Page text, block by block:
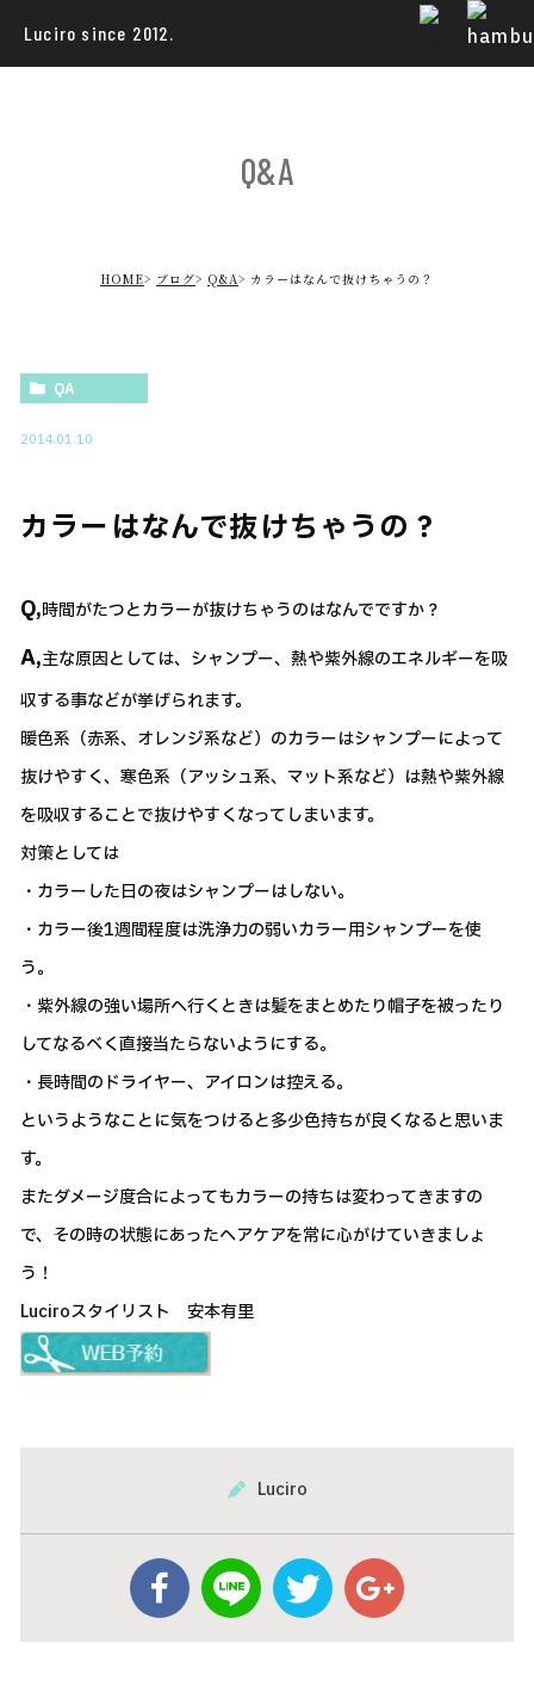
Luciro since 2012.
Q&A
HOME ブログ Q&A カラーはなんで抜けちゃうの？
QA
2014.01.10
カラーはなんで抜けちゃうの？
Q,時間がたつとカラーが抜けちゃうのはなんでですか？
A,主な原因としては、シャンプー、熱や紫外線のエネルギーを吸
収する事などが挙げられます。
暖色系（赤系、オレンジ系など）のカラーはシャンプーによって
抜けやすく、寒色系（アッシュ系、マット系など）は熱や紫外線
を吸収することで抜けやすくなってしまいます。
対策としては
・カラーした日の夜はシャンプーはしない。
・カラー後1週間程度は洗浄力の弱いカラー用シャンプーを使
う。
・紫外線の強い場所へ行くときは髪をまとめたり帽子を被ったり
してなるべく直接当たらないようにする。
・長時間のドライヤー、アイロンは控える。
というようなことに気をつけると多少色持ちが良くなると思いま
す。
またダメージ度合によってもカラーの持ちは変わってきますの
で、その時の状態にあったヘアケアを常に心がけていきましょ
う！
Luciroスタイリスト 安本有里
Luciro